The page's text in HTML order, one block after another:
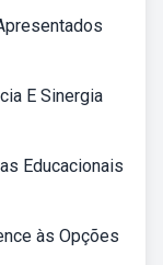
E Sinergia
Educacionais
às Opções